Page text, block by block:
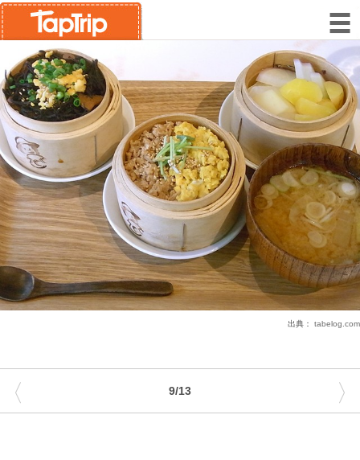
出典： tabelog.com
9/13
〈 〉